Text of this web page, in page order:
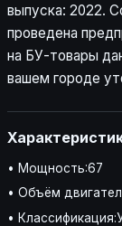
выпуска: 2022.
проведена
на БУ-товары
вашем городе
• Мощность:67
• Объём
•